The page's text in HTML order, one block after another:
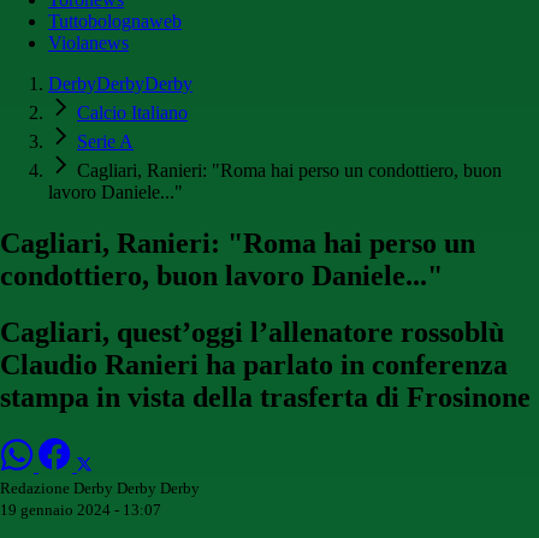
Tuttobolognaweb
Violanews
DerbyDerbyDerby
Calcio Italiano
Serie A
Cagliari, Ranieri: "Roma hai perso un condottiero, buon
lavoro Daniele..."
Cagliari, Ranieri: "Roma hai perso un
condottiero, buon lavoro Daniele..."
Cagliari, quest’oggi l’allenatore rossoblù
Claudio Ranieri ha parlato in conferenza
stampa in vista della trasferta di Frosinone
Redazione Derby Derby Derby
19 gennaio 2024 - 13:07